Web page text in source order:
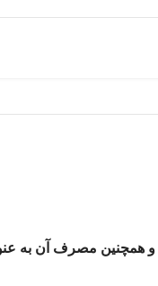
و همچنین مصرف آن به